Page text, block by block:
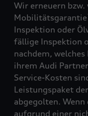
Wir erneuern bzw.
Mobilitätsgarantie
Inspektion oder
fällige Inspektion
nachdem,
ihrem Audi
Service-Kosten
Leistungspaket
abgegolten.
aufgrund einer